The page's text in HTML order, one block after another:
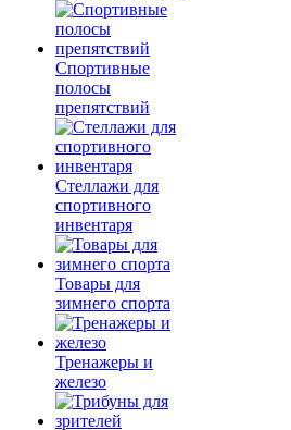
Спортивные
полосы
препятствий
Стеллажи для
спортивного
инвентаря
Товары для
зимнего спорта
Тренажеры и
железо